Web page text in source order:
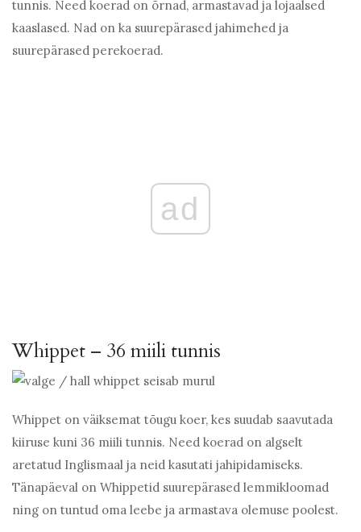
tunnis. Need koerad on õrnad, armastavad ja lojaalsed
kaaslased. Nad on ka suurepärased jahimehed ja
suurepärased perekoerad.
ad
Whippet – 36 miili tunnis
Whippet on väiksemat tõugu koer, kes suudab saavutada
kiiruse kuni 36 miili tunnis. Need koerad on algselt
aretatud Inglismaal ja neid kasutati jahipidamiseks.
Tänapäeval on Whippetid suurepärased lemmikloomad
ning on tuntud oma leebe ja armastava olemuse poolest.